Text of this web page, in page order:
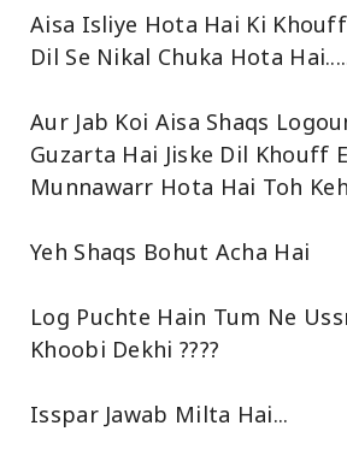
Aisa Isliye Hota Hai Ki
Dil Se Nikal Chuka Hota
Aur Jab Koi Aisa Shaqs
Guzarta Hai Jiske Dil Khouff
Munnawarr Hota Hai Toh
Yeh Shaqs Bohut Acha Hai
Log Puchte Hain Tum Ne
Khoobi Dekhi ????
Isspar Jawab Milta Hai...